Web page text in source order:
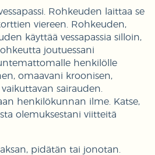
Rohkeuden laittaa se
viereen. Rohkeuden,
käyttää vessapassia silloin,
joutuessani
henkilölle
omaavani kroonisen,
sairauden.
henkilökunnan ilme. Katse,
olemuksestani viitteitä
pidätän tai jonotan.